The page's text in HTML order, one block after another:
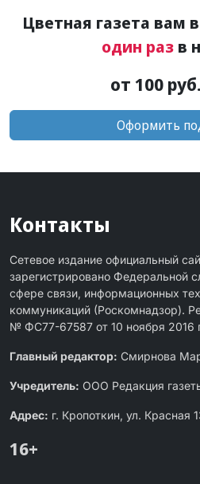
Цветная газета вам
один разв
от 100
Оформить
Контакты
Сетевое издание официальный
зарегистрировано Федеральной
сфере связи, информационных
коммуникаций (Роскомнадзор).
№ ФС77-67587 от 10 ноября 2016
Главный редактор: Смирнова
Учредитель: ООО Редакция
Адрес: г. Кропоткин, ул. Красная
16+